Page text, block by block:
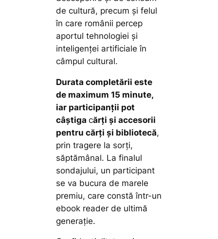
de cultură, precum și felul
în care românii percep
aportul tehnologiei și
inteligenței artificiale în
câmpul cultural.
Durata completării este
de maximum 15 minute,
iar participanții pot
câștigacărți și accesorii
pentru cărți și bibliotecă,
prin tragere la sorți,
săptămânal. La finalul
sondajului, un participant
se va bucura de marele
premiu, care constă într-un
ebook reader de ultimă
generație.